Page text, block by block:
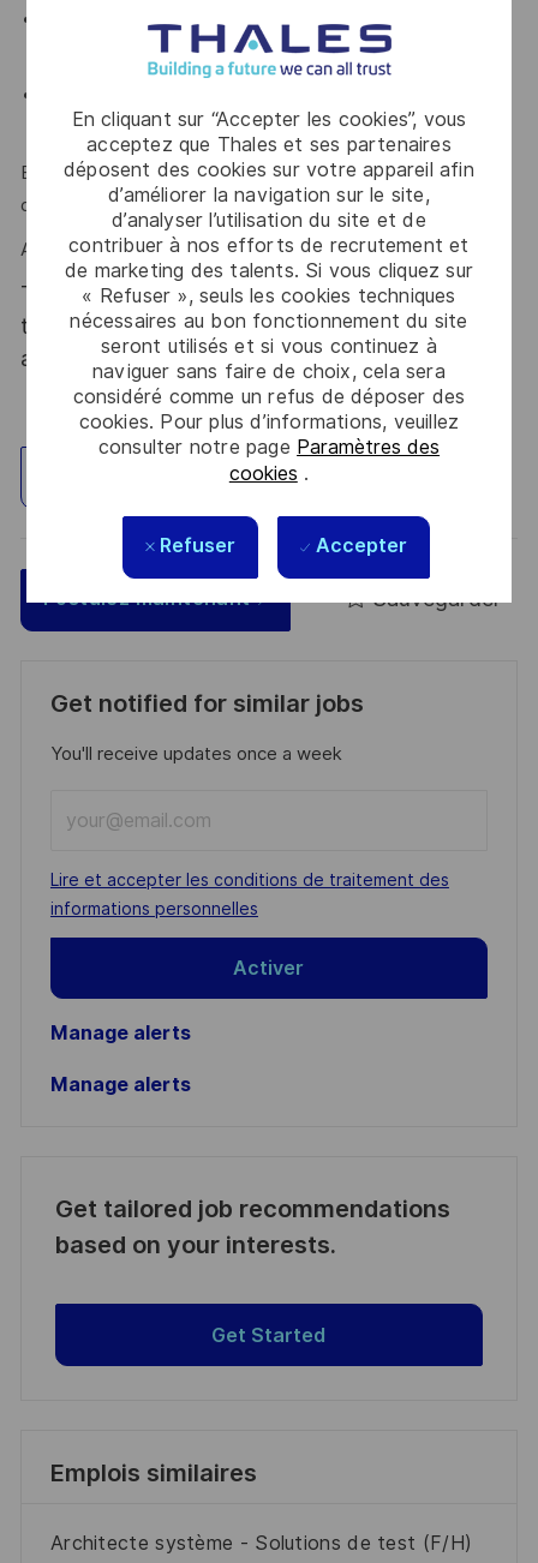
En cliquant sur “Accepter les cookies”, vous
acceptez que Thales et ses partenaires
déposent des cookies sur votre appareil afin
d’améliorer la navigation sur le site,
d’analyser l’utilisation du site et de
contribuer à nos efforts de recrutement et
de marketing des talents. Si vous cliquez sur
« Refuser », seuls les cookies techniques
nécessaires au bon fonctionnement du site
seront utilisés et si vous continuez à
naviguer sans faire de choix, cela sera
considéré comme un refus de déposer des
cookies. Pour plus d’informations, veuillez
consulter notre page Paramètres des
cookies .
Refuser Accepter
Solides connaissances dans le domaine électronique,
logiciel, Optronique et Ingénierie Système
Excel
Esprit d’équipe, synthétiser, communiquer sont des atouts
que l'on vous reconnait ?
Alors ce poste est fait pour vous !
Thales, entreprise Handi-Engagée, reconnait
tous les talents. La diversité est notre meilleur
atout. Postulez et rejoignez nous !
Postulez maintenant Sauvegarder
Get notified for similar jobs
You'll receive updates once a week
Email
address
(Required)
Required
Lire et accepter les conditions de traitement des
informations personnelles
Activer
Manage alerts
Manage alerts
Get tailored job recommendations
based on your interests.
Get Started
Emplois similaires
Architecte système - Solutions de test (F/H)